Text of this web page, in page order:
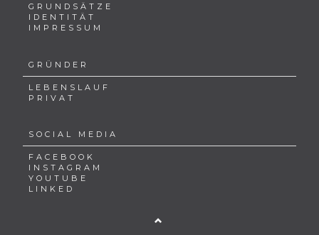
GRUNDSÄTZE
IDENTITÄT
IMPRESSUM
GRÜNDER
LEBENSLAUF
PRIVAT
SOCIAL MEDIA
FACEBOOK
INSTAGRAM
YOUTUBE
LINKED